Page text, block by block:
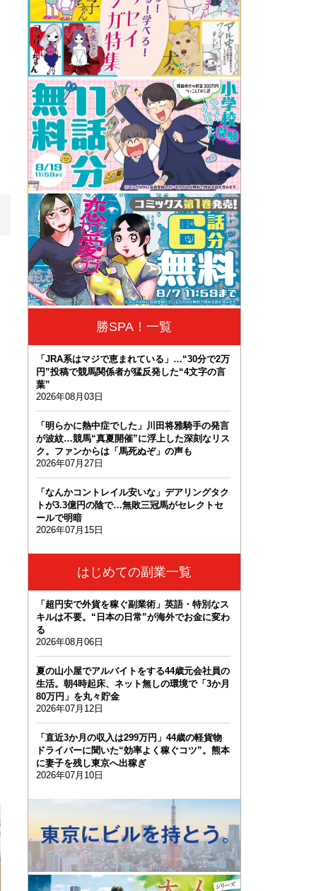
勝SPA！一覧
「JRA系はマジで恵まれている」…“30分で2万
円”投稿で競馬関係者が猛反発した“4文字の言
葉”
2026年08月03日
「明らかに熱中症でした」川田将雅騎手の発言
が波紋…競馬“真夏開催”に浮上した深刻なリス
ク。ファンからは「馬死ぬぞ」の声も
2026年07月27日
「なんかコントレイル安いな」デアリングタク
トが3.3億円の陰で…無敗三冠馬がセレクトセ
ールで明暗
2026年07月15日
はじめての副業一覧
「超円安で外貨を稼ぐ副業術」英語・特別なス
キルは不要。“日本の日常”が海外でお金に変わ
る
2026年08月06日
夏の山小屋でアルバイトをする44歳元会社員の
生活。朝4時起床、ネット無しの環境で「3か月
80万円」を丸々貯金
2026年07月12日
「直近3か月の収入は299万円」44歳の軽貨物
ドライバーに聞いた“効率よく稼ぐコツ”。熊本
に妻子を残し東京へ出稼ぎ
2026年07月10日